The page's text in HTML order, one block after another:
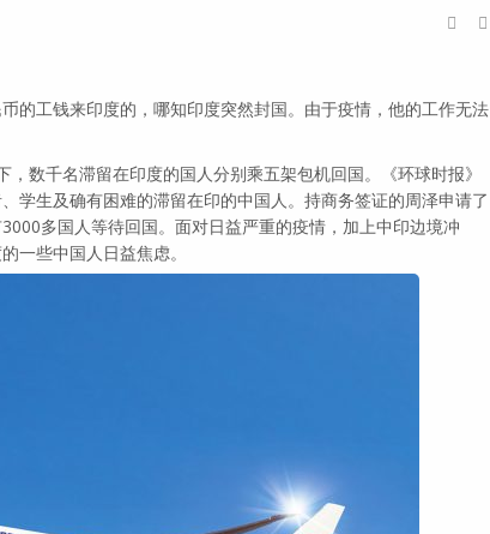
的工钱来印度的，哪知印度突然封国。由于疫情，他的工作无法
数千名滞留在印度的国人分别乘五架包机回国。《环球时报》
学生及确有困难的滞留在印的中国人。持商务签证的周泽申请了
多国人等待回国。面对日益严重的疫情，加上中印边境冲
一些中国人日益焦虑。